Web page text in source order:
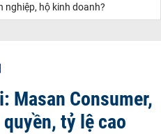
nghiệp, hộ kinh doanh?
Masan Consumer,
tỷ lệ cao